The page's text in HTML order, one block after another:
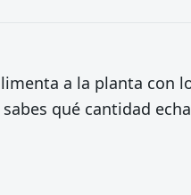
a la planta con
qué cantidad